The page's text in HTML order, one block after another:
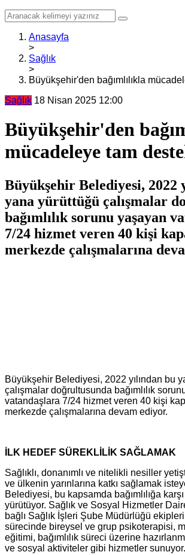
Anasayfa
>
Sağlık
>
Büyükşehir'den bağımlılıkla
Sağlık 18 Nisan 2025 12:00
Büyükşehir'den
mücadeleye tam
Büyükşehir Belediyesi, 2022
yana yürüttüğü çalışmalar
bağımlılık sorunu yaşayan
7/24 hizmet veren 40 kişi
merkezde çalışmalarına
Büyükşehir Belediyesi, 2022 yılından bu
çalışmalar doğrultusunda bağımlılık
vatandaşlara 7/24 hizmet veren 40 kişi
merkezde çalışmalarına devam ediyor.
İLK HEDEF SÜREKLİLİK SAĞLAMAK
Sağlıklı, donanımlı ve nitelikli nesiller
ve ülkenin yarınlarına katkı sağlamak
Belediyesi, bu kapsamda bağımlılığa
yürütüyor. Sağlık ve Sosyal Hizmetler
bağlı Sağlık İşleri Şube Müdürlüğü
sürecinde bireysel ve grup psikoterapisi,
eğitimi, bağımlılık süreci üzerine
ve sosyal aktiviteler gibi hizmetler